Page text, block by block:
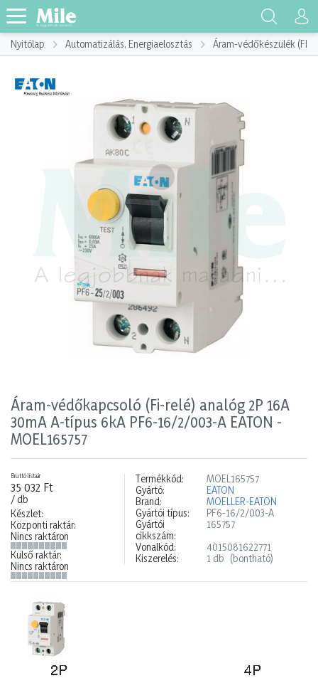
Nyitólap Automatizálás, Energiaelosztás Áram-védőkészülék (FI)
Áram-védőkapcsoló (Fi-relé) analóg 2P 16A
30mA A-típus 6kA PF6-16/2/003-A EATON -
MOEL165757
Bruttó listaár
35 032 Ft
/ db
Készlet:
Központi raktár:
Nincs raktáron
Külső raktár:
Nincs raktáron
Termékkód:
MOEL165757
Gyártó:
EATON
Brand:
MOELLER-EATON
Gyártói típus:
PF6-16/2/003-A
Gyártói
cikkszám:
165757
Vonalkód:
4015081622771
Kiszerelés:
1 db (bontható)